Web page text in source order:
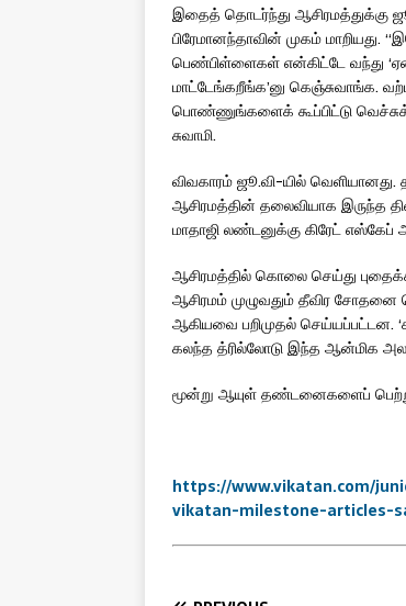
இதைத் தொடர்ந்து ஆசிரமத்துக்கு
பிரேமானந்தாவின் முகம் மாறியது.
பெண்பிள்ளைகள் என்கிட்டே வந்து
மாட்டேங்கறீங்க’னு கெஞ்சுவாங்க.
பொண்ணுங்களைக் கூப்பிட்டு
சுவாமி.
விவகாரம் ஜூ.வி-யில்
ஆசிரமத்தின் தலைவியாக இருந்த
மாதாஜி லண்டனுக்கு கிரேட் எஸ்கேப்
ஆசிரமத்தில் கொலை செய்து
ஆசிரமம் முழுவதும் தீவிர சோதனை
ஆகியவை பறிமுதல் செய்யப்பட்டன.
கலந்த த்ரில்லோடு இந்த ஆன்மிக
மூன்று ஆயுள் தண்டனைகளைப்
https://www.vikatan.com/
vikatan-milestone-articles-